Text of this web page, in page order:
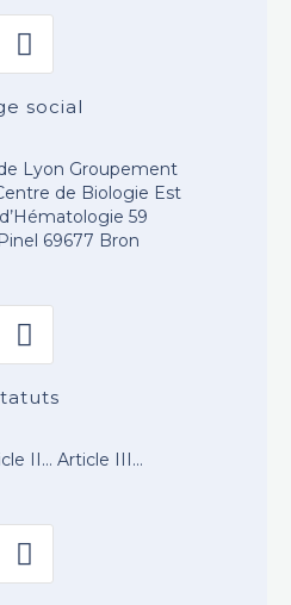
social
Lyon Groupement
de Biologie Est
59
69677 Bron
II… Article III…